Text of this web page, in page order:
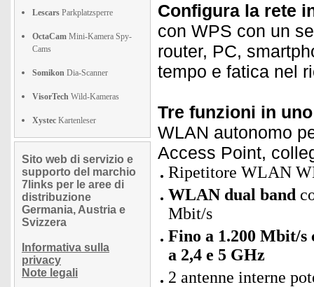
Lescars Parkplatzsperre
OctaCam Mini-Kamera Spy-
Cams
Somikon Dia-Scanner
VisorTech Wild-Kameras
Xystec Kartenleser
Sito web di servizio e
supporto del marchio
7links per le aree di
distribuzione
Germania, Austria e
Svizzera
Informativa sulla
privacy
Note legali
Configura la rete
con WPS con un
router, PC,
tempo e fatica nel
Tre funzioni in
WLAN autonomo
Access Point,
Ripetitore WLAN
WLAN dual band
Mbit/s
Fino a 1.200 Mbit/s
a 2,4 e 5 GHz
2 antenne interne